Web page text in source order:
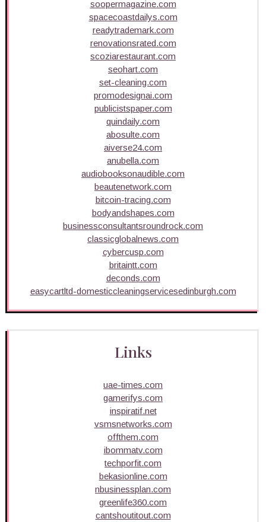
soopermagazine.com
spacecoastdailys.com
readytrademark.com
renovationsrated.com
scoziarestaurant.com
seohart.com
set-cleaning.com
promodesignai.com
publicistspaper.com
quindaily.com
abosulte.com
aiverse24.com
anubella.com
audiobooksonaudible.com
beautenetwork.com
bitcoin-tracing.com
bodyandshapes.com
businessconsultantsroundrock.com
classicglobalnews.com
cybercusp.com
britaintt.com
deconds.com
easycartltd-domesticcleaningservicesedinburgh.com
Links
uae-times.com
gamerifys.com
inspiratif.net
vsmsnetworks.com
offthem.com
ibommatv.com
techporfit.com
bekasionline.com
nbusinessplan.com
greenlife360.com
cantshoutitout.com